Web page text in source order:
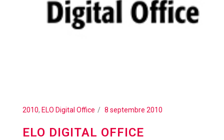
2010, ELO Digital Office 8 septembre 2010
ELO DIGITAL OFFICE